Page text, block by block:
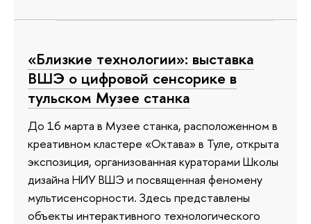
«Близкие технологии»: выставка
ВШЭ о цифровой сенсорике в
тульском Музее станка
До 16 марта в Музее станка, расположенном в
креативном кластере «Октава» в Туле, открыта
экспозиция, организованная кураторами Школы
дизайна НИУ ВШЭ и посвященная феномену
мультисенсорности. Здесь представлены
объекты интерактивного технологического